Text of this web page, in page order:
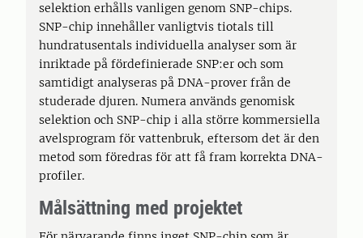
selektion erhålls vanligen genom SNP-chips.
SNP-chip innehåller vanligtvis tiotals till
hundratusentals individuella analyser som är
inriktade på fördefinierade SNP:er och som
samtidigt analyseras på DNA-prover från de
studerade djuren. Numera används genomisk
selektion och SNP-chip i alla större kommersiella
avelsprogram för vattenbruk, eftersom det är den
metod som föredras för att få fram korrekta DNA-
profiler.
Målsättning med projektet